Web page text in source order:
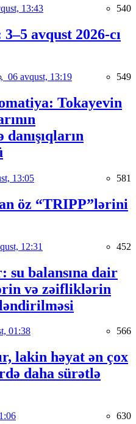
13:43 540
avqust 2026-cı
06 avqust, 13:19 549
Tokayevin
danışıqların
13:05 581
öz “TRIPP”lərini
12:31 452
su balansına dair
və zəifliklərin
01:38 566
lakin həyat ən çox
daha sürətlə
630